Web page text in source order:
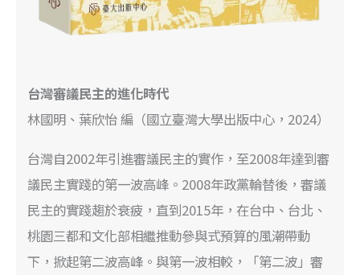
台灣審議民主的進化時代
林國明、葉欣怡 編（國立臺灣大學出版中心，2024）
台灣自2002年引進審議民主的實作，至2008年達到審
議民主實踐的第一波高峰。2008年政黨輪替後，審議
民主的實踐趨於衰疲，直到2015年，在台中、台北、
桃園三都和文化部相繼推動參與式預算的風潮帶動
下，掀起第二波高峰。與第一波相較，「第二波」審